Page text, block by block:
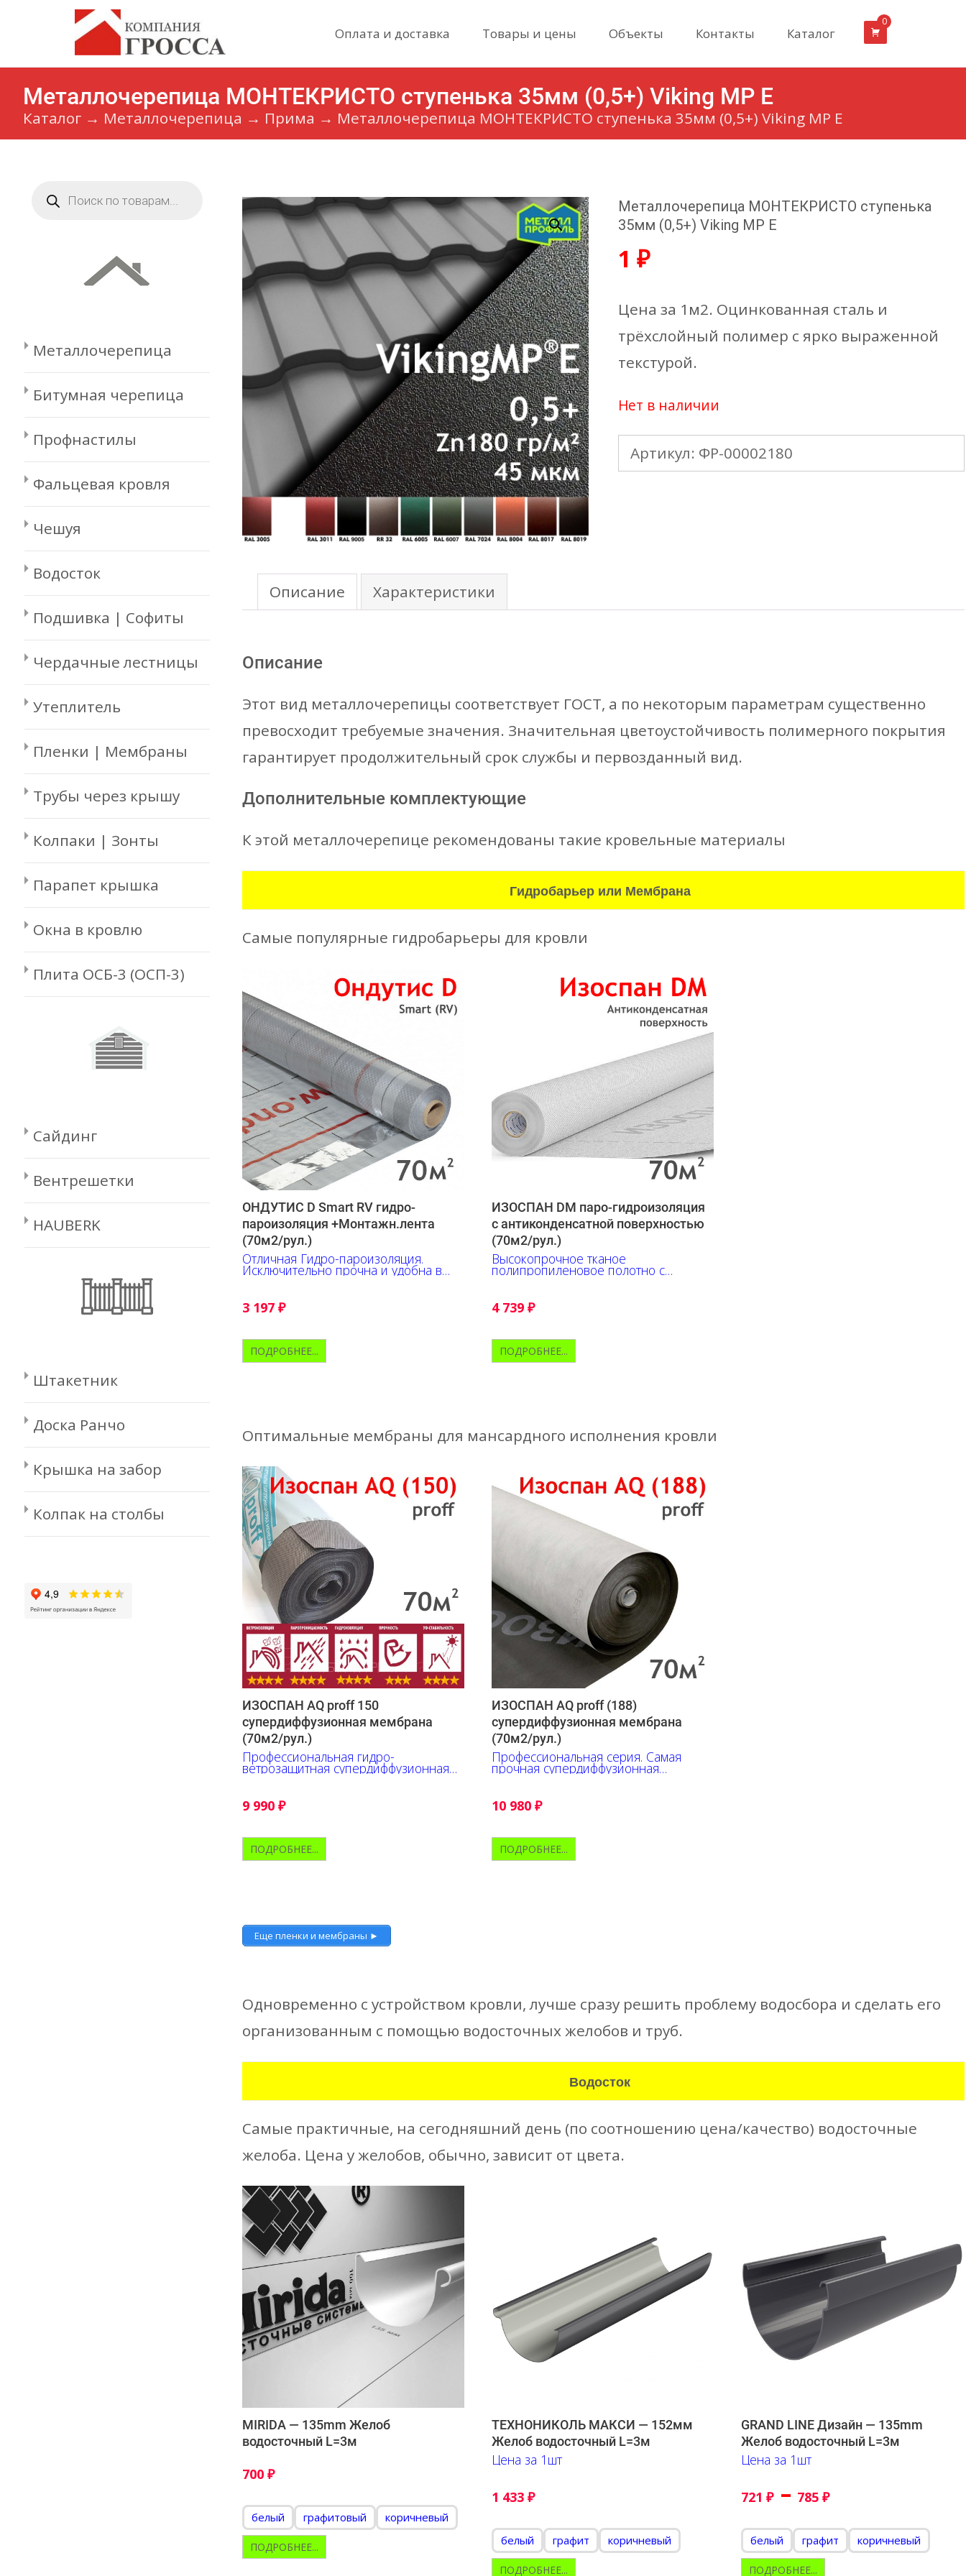
content
Оплата и доставка Товары и цены Объекты Контакты Каталог
0
Металлочерепица МОНТЕКРИСТО ступенька 35мм (0,5+) Viking MP E
Каталог → Металлочерепица → Прима → Металлочерепица МОНТЕКРИСТО ступенька 35мм (0,5+) Viking MP E
Металлочерепица МОНТЕКРИСТО ступенька
35мм (0,5+) Viking MP E
1 ₽
Цена за 1м2. Оцинкованная сталь и
трёхслойный полимер с ярко выраженной
текстурой.
Нет в наличии
Артикул: ФР-00002180
Описание Характеристики
Описание
Этот вид металлочерепицы соответствует ГОСТ, а по некоторым параметрам существенно
превосходит требуемые значения. Значительная цветоустойчивость полимерного покрытия
гарантирует продолжительный срок службы и первозданный вид.
Дополнительные комплектующие
К этой металлочерепице рекомендованы такие кровельные материалы
Гидробарьер или Мембрана
Самые популярные гидробарьеры для кровли
ОНДУТИС D Smart RV гидро-
пароизоляция +Монтажн.лента
(70м2/рул.)
Отличная Гидро-пароизоляция.
Исключительно прочна и удобна в
работе. Нанесена разметка.
3 197 ₽
ПОДРОБНЕЕ...
ИЗОСПАН DM паро-гидроизоляция
c антиконденсатной поверхностью
(70м2/рул.)
Высокопрочное тканое
полипропиленовое полотно с
антиконденсатной поверхностью
4 739₽
ПОДРОБНЕЕ...
Оптимальные мембраны для мансардного исполнения кровли
ИЗОСПАН AQ proff 150
супердиффузионная мембрана
(70м2/рул.)
Профессиональная гидро-
ветрозащитная супердиффузионная
мембрана
9 990 ₽
ПОДРОБНЕЕ...
ИЗОСПАН AQ proff (188)
супердиффузионная мембрана
(70м2/рул.)
Профессиональная серия. Самая
прочная супердиффузионная
мембрана.
10 980₽
ПОДРОБНЕЕ...
Еще пленки и мембраны ►
Одновременно с устройством кровли, лучше сразу решить проблему водосбора и сделать его
организованным с помощью водосточных желобов и труб.
Водосток
Самые практичные, на сегодняшний день (по соотношению цена/качество) водосточные
желоба. Цена у желобов, обычно, зависит от цвета.
MIRIDA — 135mm Желоб
водосточный L=3м
700 ₽
белый графитовый коричневый
ПОДРОБНЕЕ...
ТЕХНОНИКОЛЬ МАКСИ — 152мм
Желоб водосточный L=3м
Цена за 1шт
1 433₽
белый графит коричневый
ПОДРОБНЕЕ...
GRAND LINE Дизайн — 135mm
Желоб водосточный L=3м
Цена за 1шт
721₽ – 785₽
белый графит коричневый
ПОДРОБНЕЕ...
товаров
Металлочерепица
Битумная черепица
Профнастилы
Фальцевая кровля
Чешуя
Водосток
Подшивка | Софиты
Чердачные лестницы
Утеплитель
Пленки | Мембраны
Трубы через крышу
Колпаки | Зонты
Парапет крышка
Окна в кровлю
Плита ОСБ-3 (ОСП-3)
Сайдинг
Вентрешетки
HAUBERK
Штакетник
Доска Ранчо
Крышка на забор
Колпак на столбы